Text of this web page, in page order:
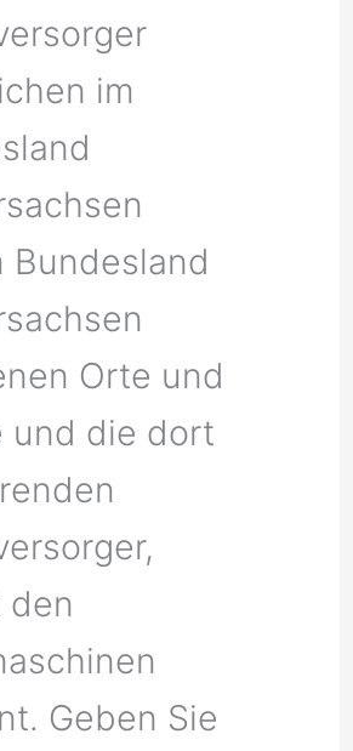
im
Bundesland
Orte und
und die dort
den
Geben Sie